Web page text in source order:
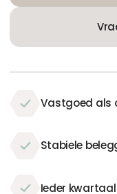
Vastgoed als
Stabiele
Ieder